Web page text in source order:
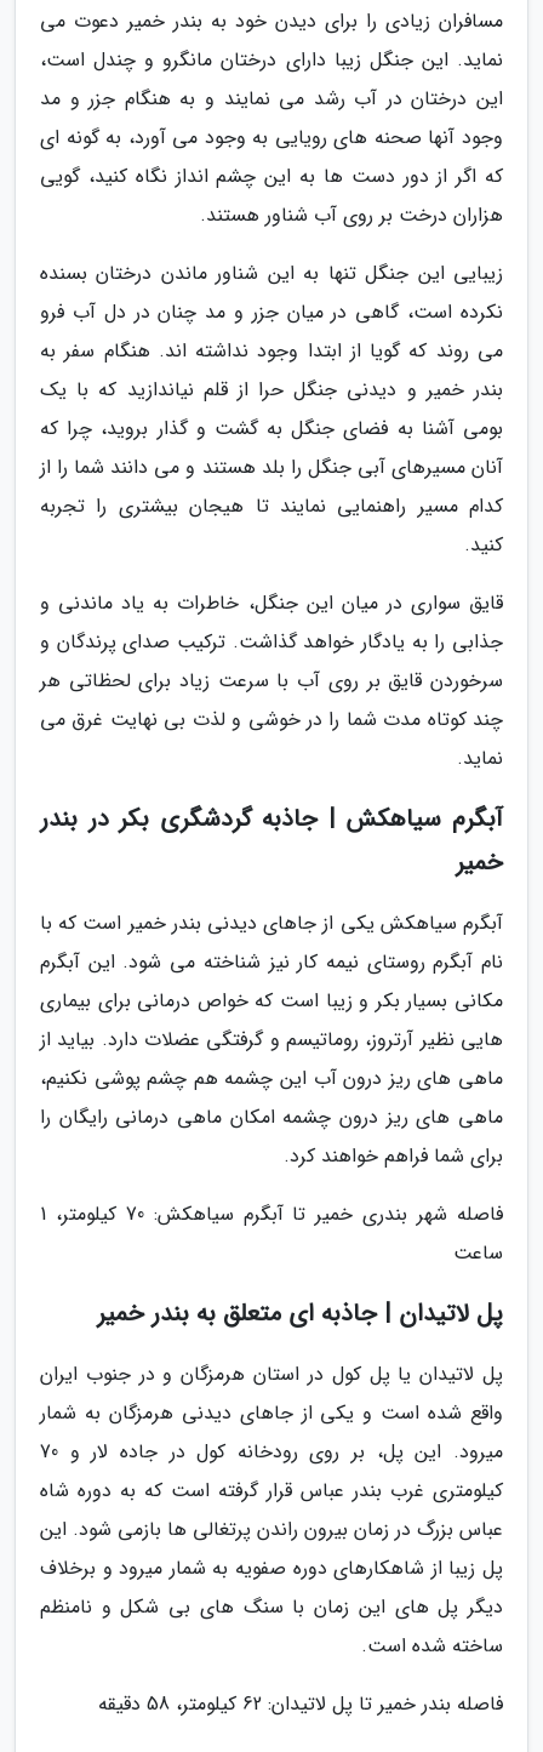
مسافران زیادی را برای دیدن خود به بندر خمیر دعوت می
نماید. این جنگل زیبا دارای درختان مانگرو و چندل است،
این درختان در آب رشد می نمایند و به هنگام جزر و مد
وجود آنها صحنه های رویایی به وجود می آورد، به گونه ای
که اگر از دور دست ها به این چشم انداز نگاه کنید، گویی
هزاران درخت بر روی آب شناور هستند.
زیبایی این جنگل تنها به این شناور ماندن درختان بسنده
نکرده است، گاهی در میان جزر و مد چنان در دل آب فرو
می روند که گویا از ابتدا وجود نداشته اند. هنگام سفر به
بندر خمیر و دیدنی جنگل حرا از قلم نیاندازید که با یک
بومی آشنا به فضای جنگل به گشت و گذار بروید، چرا که
آنان مسیرهای آبی جنگل را بلد هستند و می دانند شما را از
کدام مسیر راهنمایی نمایند تا هیجان بیشتری را تجربه
کنید.
قایق سواری در میان این جنگل، خاطرات به یاد ماندنی و
جذابی را به یادگار خواهد گذاشت. ترکیب صدای پرندگان و
سرخوردن قایق بر روی آب با سرعت زیاد برای لحظاتی هر
چند کوتاه مدت شما را در خوشی و لذت بی نهایت غرق می
نماید.
آبگرم سیاهکش | جاذبه گردشگری بکر در بندر
خمیر
آبگرم سیاهکش یکی از جاهای دیدنی بندر خمیر است که با
نام آبگرم روستای نیمه کار نیز شناخته می شود. این آبگرم
مکانی بسیار بکر و زیبا است که خواص درمانی برای بیماری
هایی نظیر آرتروز، روماتیسم و گرفتگی عضلات دارد. بیاید از
ماهی های ریز درون آب این چشمه هم چشم پوشی نکنیم،
ماهی های ریز درون چشمه امکان ماهی درمانی رایگان را
برای شما فراهم خواهند کرد.
فاصله شهر بندری خمیر تا آبگرم سیاهکش: 70 کیلومتر، 1
ساعت
پل لاتیدان | جاذبه ای متعلق به بندر خمیر
پل لاتیدان یا پل کول در استان هرمزگان و در جنوب ایران
واقع شده است و یکی از جاهای دیدنی هرمزگان به شمار
میرود. این پل، بر روی رودخانه کول در جاده لار و 70
کیلومتری غرب بندر عباس قرار گرفته است که به دوره شاه
عباس بزرگ در زمان بیرون راندن پرتغالی ها بازمی شود. این
پل زیبا از شاهکارهای دوره صفویه به شمار میرود و برخلاف
دیگر پل های این زمان با سنگ های بی شکل و نامنظم
ساخته شده است.
فاصله بندر خمیر تا پل لاتیدان: 62 کیلومتر، 58 دقیقه